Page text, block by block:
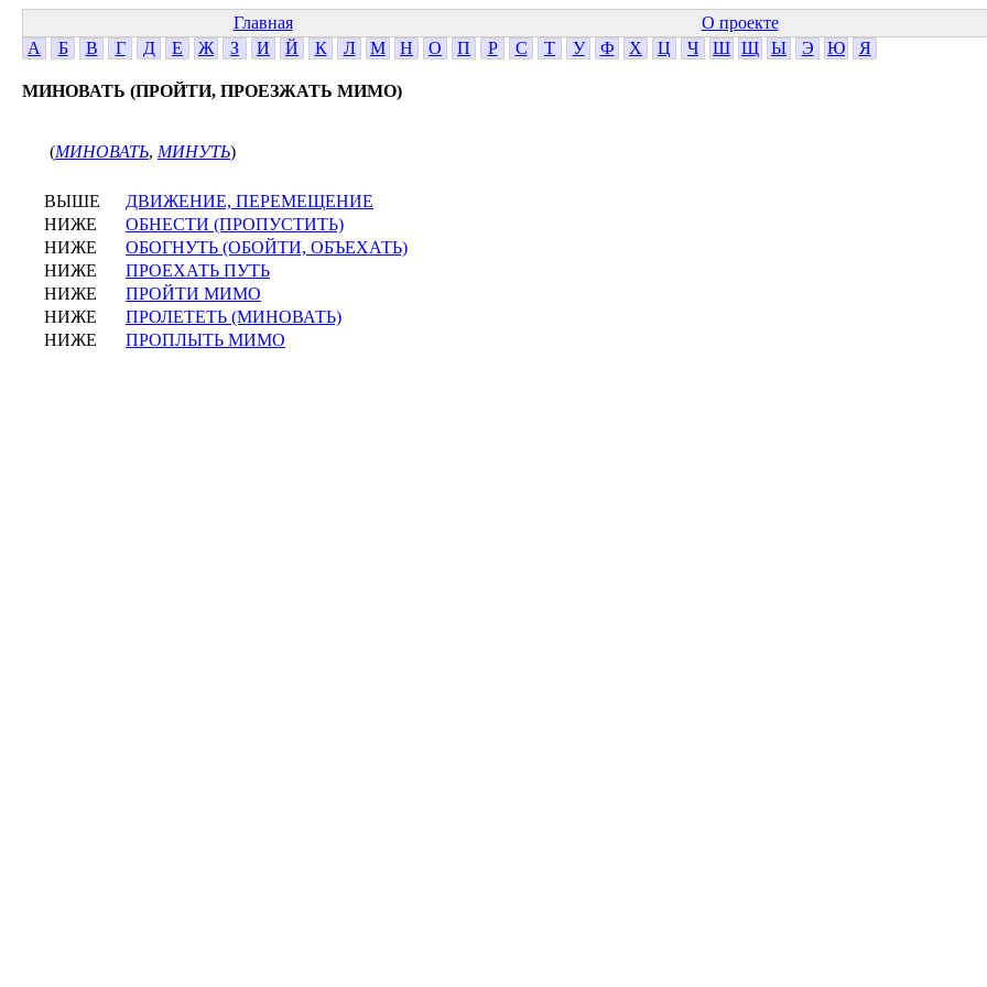
Главная О проекте
А
Б В Г Д Е Ж З И Й К Л М Н О П Р С Т У Ф Х Ц Ч Ш Щ Ы Э Ю Я
МИНОВАТЬ (ПРОЙТИ, ПРОЕЗЖАТЬ МИМО)
(МИНОВАТЬ, МИНУТЬ)
ВЫШЕ
ДВИЖЕНИЕ, ПЕРЕМЕЩЕНИЕ
НИЖЕ
ОБНЕСТИ (ПРОПУСТИТЬ)
НИЖЕ
ОБОГНУТЬ (ОБОЙТИ, ОБЪЕХАТЬ)
НИЖЕ
ПРОЕХАТЬ ПУТЬ
НИЖЕ
ПРОЙТИ МИМО
НИЖЕ
ПРОЛЕТЕТЬ (МИНОВАТЬ)
НИЖЕ
ПРОПЛЫТЬ МИМО